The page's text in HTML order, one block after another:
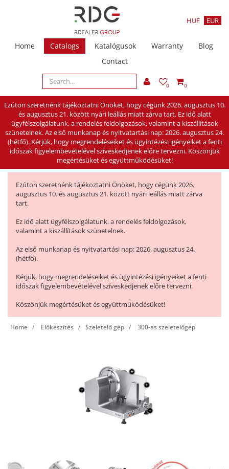
HUF EUR
Home Catalogs Katalógusok Warranty
Blog
Contact
0 0
Ezúton szeretnénk tájékoztatni Önöket, hogy cégünk 2026. augusztus 10.
és augusztus 21. között nyári leállás miatt zárva tart. Ez idő alatt
ügyfélszolgálatunk, a rendelés feldolgozások, valamint a kiszállítások
szünetelnek. Az első munkanap és nyitvatartási nap: 2026. augusztus 24.
(hétfő). Kérjük, hogy megrendeléseiket és ügyintézési igényeiket a fenti
időszak figyelembevételével szíveskedjenek előre tervezni. Köszönjük
megértésüket és együttműködésüket!
Ezúton szeretnénk tájékoztatni Önöket, hogy cégünk 2026.
augusztus 10. és augusztus 21. között nyári leállás miatt zárva
tart.
Ez idő alatt ügyfélszolgálatunk, a rendelés feldolgozások,
valamint a kiszállítások szünetelnek.
Az első munkanap és nyitvatartási nap: 2026. augusztus 24.
(hétfő).
Kérjük, hogy megrendeléseiket és ügyintézési igényeiket a fenti
időszak figyelembevételével szíveskedjenek előre tervezni.
Köszönjük megértésüket és együttműködésüket!
Home Előkészítés Szeletelő gép 300-as szeletelőgép